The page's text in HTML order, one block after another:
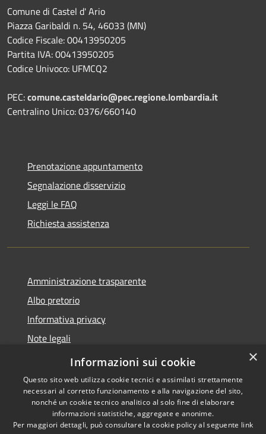
Comune di Castel d' Ario
Piazza Garibaldi n. 54, 46033 (MN)
Codice Fiscale: 00413950205
Partita IVA: 00413950205
Codice Univoco: UFMCQ2
PEC:comune.casteldario@pec.regione.lombardia.it
Centralino Unico: 0376/660140
Prenotazione appuntamento
Segnalazione disservizio
Leggi le FAQ
Richiesta assistenza
Amministrazione trasparente
Albo pretorio
Informativa privacy
Note legali
Dichiarazione di accessibilità
Copyright © 2026 • Comune di
Castel d'Ario • Powered by
×
Informazioni sui cookie
Questo sito web utilizza cookie tecnici e assimilati strettamente
necessari al corretto funzionamento e alla navigazione del sito,
nonché un cookie tecnico analitico al solo fine di elaborare
informazioni statistiche, aggregate e anonime.
Per maggiori dettagli, può consultare la cookie policy al seguente link